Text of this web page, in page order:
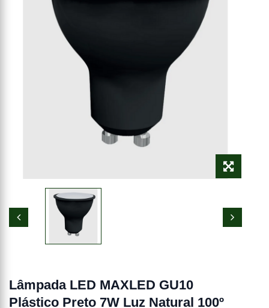
Lâmpada LED MAXLED GU10
Plástico Preto 7W Luz Natural 100º